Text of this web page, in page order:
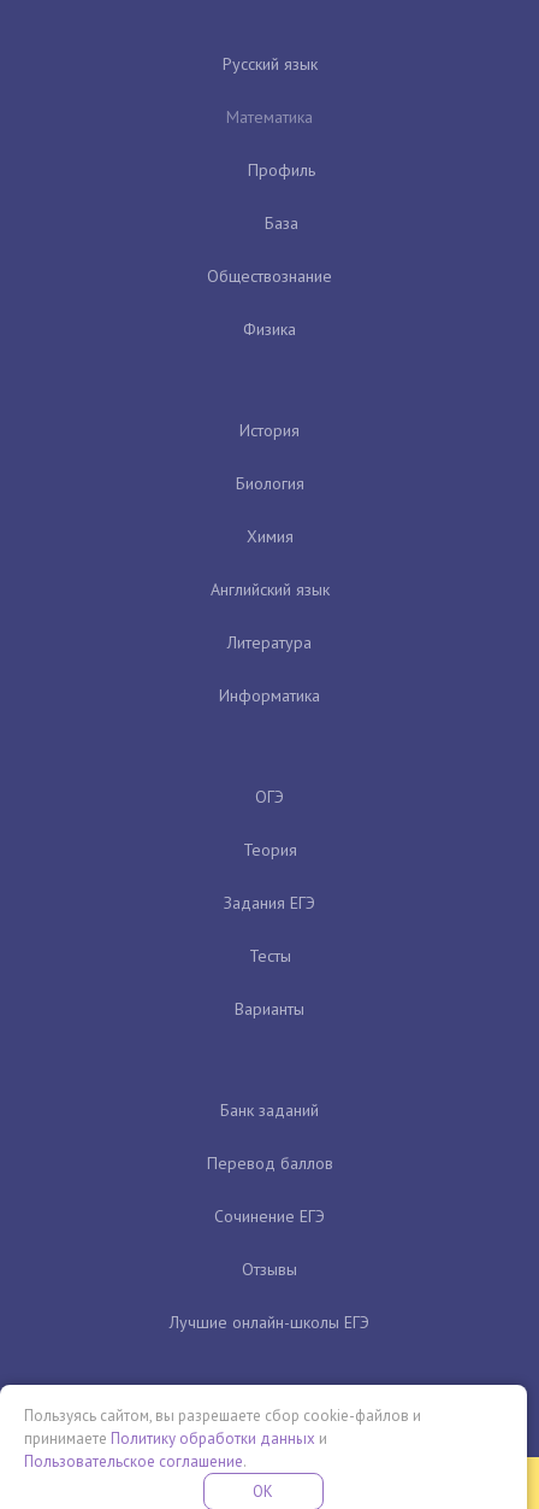
Русский язык
Математика
Профиль
База
Обществознание
Физика
История
Биология
Химия
Английский язык
Литература
Информатика
ОГЭ
Теория
Задания ЕГЭ
Тесты
Варианты
Банк заданий
Перевод баллов
Сочинение ЕГЭ
Отзывы
Лучшие онлайн-школы ЕГЭ
Бесплатная летняя школа
Пользуясь сайтом, вы разрешаете сбор cookie-файлов и
принимаете Политику обработки данных и
Пользовательское соглашение.
OK